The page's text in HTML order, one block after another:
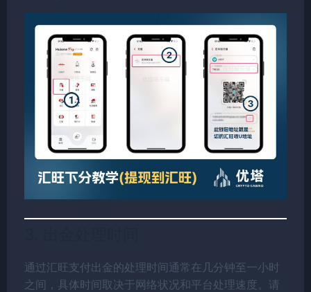
通过汇旺支付出金的处理时间通常在几分钟至一小时
之间，具体时间取决于网络状况和平台处理速度。请